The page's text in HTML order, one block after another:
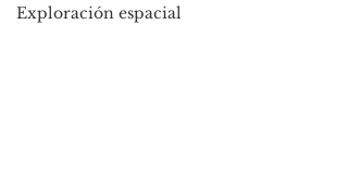
Exploración espacial